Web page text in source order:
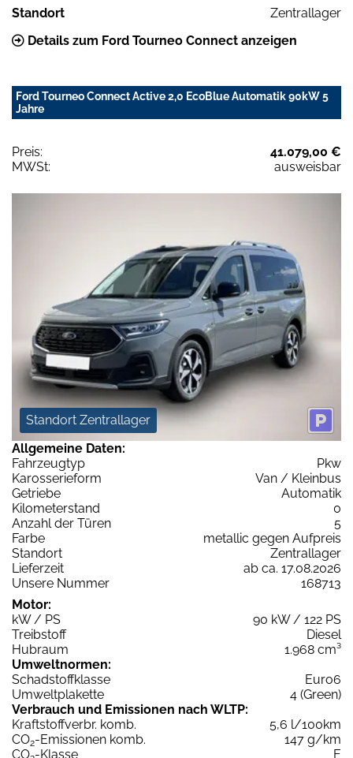
Standort
Zentrallager
Details zum Ford Tourneo Connect anzeigen
Ford Tourneo Connect Active 2,0 EcoBlue Automatik 90kW 5
Jahre
Preis:
41.079,00 €
MWSt:
ausweisbar
Standort Zentrallager
Allgemeine Daten:
Fahrzeugtyp
Pkw
Karosserieform
Van / Kleinbus
Getriebe
Automatik
Kilometerstand
0
Anzahl der Türen
5
Farbe
metallic gegen Aufpreis
Standort
Zentrallager
Lieferzeit
ab ca. 17.08.2026
Unsere Nummer
168713
Motor:
kW / PS
90 kW / 122 PS
Treibstoff
Diesel
Hubraum
1.968 cm³
Umweltnormen:
Schadstoffklasse
Euro6
Umweltplakette
4 (Green)
Verbrauch und Emissionen nach WLTP:
Kraftstoffverbr. komb.
5,6 l/100km
CO2-Emissionen komb.
147 g/km
CO -Klasse E